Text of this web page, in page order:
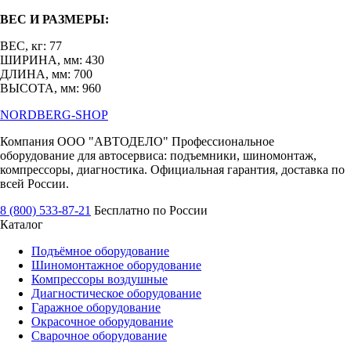
ВЕС И РАЗМЕРЫ:
ВЕС, кг: 77
ШИРИНА, мм: 430
ДЛИНА, мм: 700
ВЫСОТА, мм: 960
NORDBERG-SHOP
Компания ООО "АВТОДЕЛО" Профессиональное
оборудование для автосервиса: подъемники, шиномонтаж,
компрессоры, диагностика. Официальная гарантия, доставка по
всей России.
8 (800) 533-87-21 Бесплатно по России
Каталог
Подъёмное оборудование
Шиномонтажное оборудование
Компрессоры воздушные
Диагностическое оборудование
Гаражное оборудование
Окрасочное оборудование
Сварочное оборудование